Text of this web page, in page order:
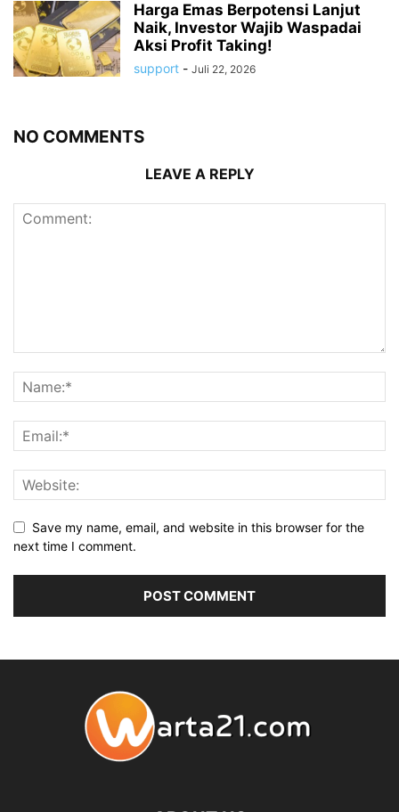
Harga Emas Berpotensi Lanjut
Naik, Investor Wajib Waspadai
Aksi Profit Taking!
support - Juli 22, 2026
NO COMMENTS
LEAVE A REPLY
Save my name, email, and website in this browser for the
next time I comment.